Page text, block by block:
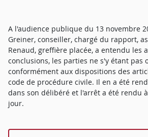
A l'audience publique du 13 novembre
Greiner, conseiller, chargé du rapport,
Renaud, greffière placée, a entendu les
conclusions, les parties ne s'y étant pas
conformément aux dispositions des
code de procédure civile. Il en a été
dans son délibéré et l'arrêt a été rendu
jour.